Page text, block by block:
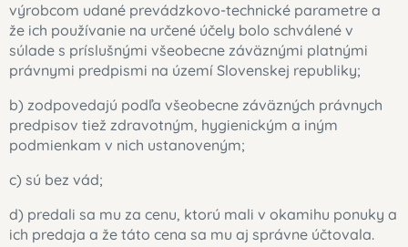
výrobcom udané prevádzkovo-technické parametre a
že ich používanie na určené účely bolo schválené v
súlade s príslušnými všeobecne záväznými platnými
právnymi predpismi na území Slovenskej republiky;
b) zodpovedajú podľa všeobecne záväzných právnych
predpisov tiež zdravotným, hygienickým a iným
podmienkam v nich ustanoveným;
c) sú bez vád;
d) predali sa mu za cenu, ktorú mali v okamihu ponuky a
ich predaja a že táto cena sa mu aj správne účtovala.